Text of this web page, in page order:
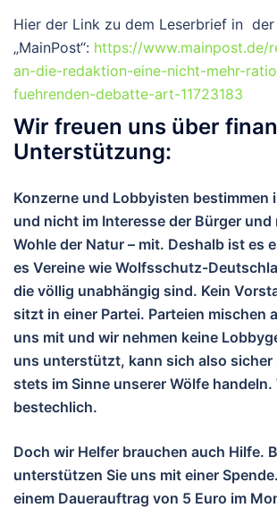
Hier der Link zu dem Leserbrief in der
„MainPost“: https://www.mainpost.de/
an-die-redaktion-eine-nicht-mehr-
fuehrenden-debatte-art-11723183
Wir freuen uns über
Unterstützung:
Konzerne und Lobbyisten bestimmen
und nicht im Interesse der Bürger
Wohle der Natur – mit. Deshalb ist es
es Vereine wie Wolfsschutz-
die völlig unabhängig sind. Kein
sitzt in einer Partei. Parteien mischen
uns mit und wir nehmen keine
uns unterstützt, kann sich also sicher
stets im Sinne unserer Wölfe
bestechlich.
Doch wir Helfer brauchen auch Hilfe.
unterstützen Sie uns mit einer
einem Dauerauftrag von 5 Euro im